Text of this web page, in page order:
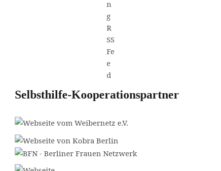
Selbsthilfe-Kooperationspartner